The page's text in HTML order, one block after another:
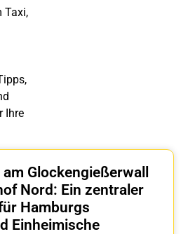
Taxi,
Ihre
Glockengießerwall
Nord: Ein zentraler
Hamburgs
Einheimische